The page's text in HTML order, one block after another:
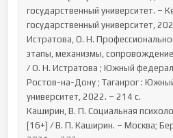
государственный университет. –
государственный университет,
Истратова, О. Н.
этапы, механизмы,
/ О. Н. Истратова ; Южный
Ростов-на-Дону ; Таганрог :
университет, 2022. – 214 с.
Каширин, В. П. Социальная
[16+] / В. П. Каширин. – Москва;